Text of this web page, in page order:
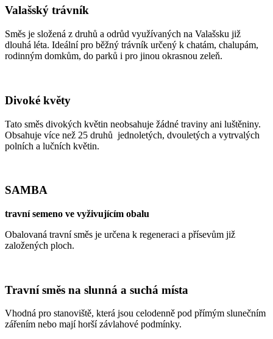
Valašský trávník
Směs je složená z druhů a odrůd využívaných na Valašsku již
dlouhá léta. Ideální pro běžný trávník určený k chatám, chalupám,
rodinným domkům, do parků i pro jinou okrasnou zeleň.
Divoké květy
Tato směs divokých květin neobsahuje žádné traviny ani luštěniny.
Obsahuje více než 25 druhů jednoletých, dvouletých a vytrvalých
polních a lučních květin.
SAMBA
travní semeno ve vyživujícím obalu
Obalovaná travní směs je určena k regeneraci a přísevům již
založených ploch.
Travní směs na slunná a suchá místa
Vhodná pro stanoviště, která jsou celodenně pod přímým slunečním
zářením nebo mají horší závlahové podmínky.